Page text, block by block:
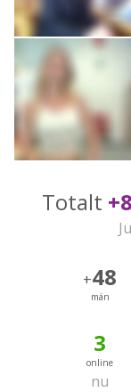
Totalt
+48
män
3
online
nu